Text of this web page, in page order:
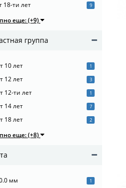
18-ти лет 9
еще: (+9)
группа
10 лет 1
12 лет 3
12-ти лет 1
14 лет 7
18 лет 2
еще: (+8)
мм 1